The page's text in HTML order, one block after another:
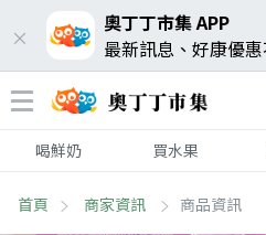
奧丁丁市集 APP
最新訊息、好康優惠
喝鮮奶 買水果
首頁 商家資訊 商品資訊